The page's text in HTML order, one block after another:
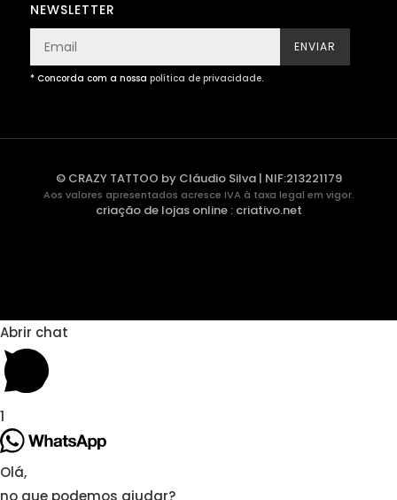
NEWSLETTER
ENVIAR
* Concorda com a nossa política de privacidade.
© CRAZY TATTOO by Cláudio Silva | NIF:213221179
Aos valores apresentados acresce IVA à taxa legal em vigor.
criação de lojas online: criativo.net
Abrir chat
1
Olá,
no que podemos ajudar?